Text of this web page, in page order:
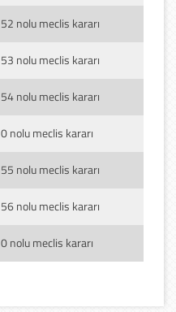
52 nolu meclis kararı
53 nolu meclis kararı
54 nolu meclis kararı
0 nolu meclis kararı
55 nolu meclis kararı
56 nolu meclis kararı
0 nolu meclis kararı